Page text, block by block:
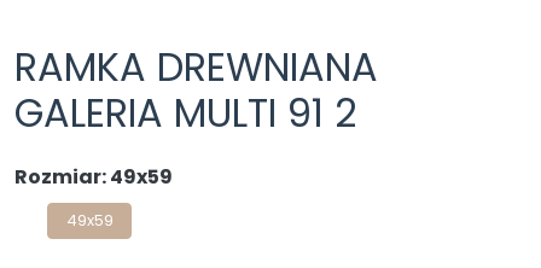
RAMKA DREWNIANA
GALERIA MULTI 91 2
Rozmiar: 49x59
49x59